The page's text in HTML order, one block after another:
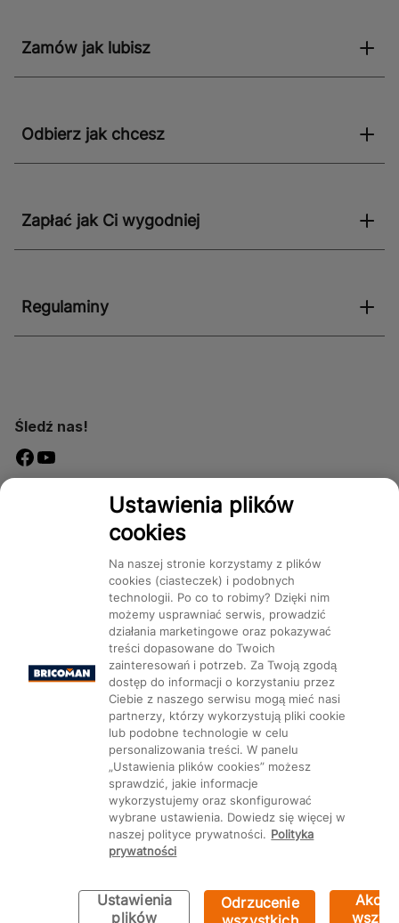
Zamów jak lubisz
Odbierz jak chcesz
Zapłać jak Ci wygodniej
Regulaminy
Śledź nas!
Dostępność
Bricoman 2026 ©
Kategorie Produkty Marki CMS
Ustawienia plików cookie
Ustawienia plików
cookies
Na naszej stronie korzystamy z plików
cookies (ciasteczek) i podobnych
technologii. Po co to robimy? Dzięki nim
możemy usprawniać serwis, prowadzić
działania marketingowe oraz pokazywać
treści dopasowane do Twoich
zainteresowań i potrzeb. Za Twoją zgodą
dostęp do informacji o korzystaniu przez
Ciebie z naszego serwisu mogą mieć nasi
partnerzy, którzy wykorzystują pliki cookie
lub podobne technologie w celu
personalizowania treści. W panelu
„Ustawienia plików cookies” możesz
sprawdzić, jakie informacje
wykorzystujemy oraz skonfigurować
wybrane ustawienia. Dowiedz się więcej w
naszej polityce prywatności. Polityka
prywatności
Ustawienia
plików
Odrzucenie